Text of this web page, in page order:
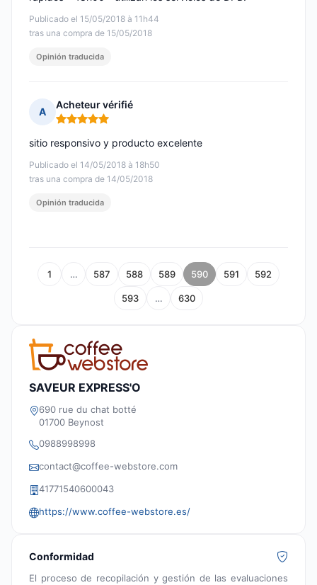
Publicado el 15/05/2018 à 11h44
tras una compra de 15/05/2018
Opinión traducida
A
Acheteur vérifié
Nota: 5 de 5
Publicado el 14/05/2018 à 18h50
tras una compra de 14/05/2018
sitio responsivo y producto excelente
Opinión traducida
1 … 587 588 589 590 591 592
593 … 630
SAVEUR EXPRESS'O
690 rue du chat botté
01700 Beynost
0988998998
contact@coffee-webstore.com
41771540600043
https://www.coffee-webstore.es/
Conformidad
El proceso de recopilación y gestión de las evaluaciones